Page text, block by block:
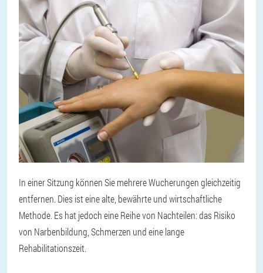
In einer Sitzung können Sie mehrere Wucherungen gleichzeitig
entfernen. Dies ist eine alte, bewährte und wirtschaftliche
Methode. Es hat jedoch eine Reihe von Nachteilen: das Risiko
von Narbenbildung, Schmerzen und eine lange
Rehabilitationszeit.